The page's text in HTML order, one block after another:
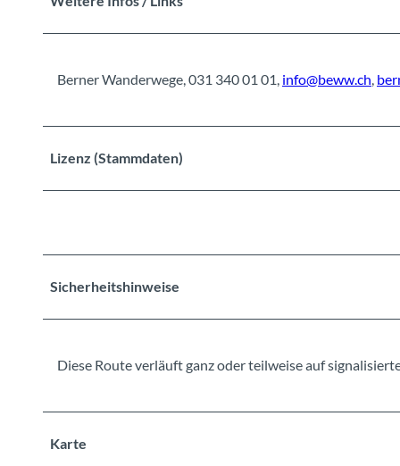
Berner Wanderwege, 031 340 01 01, info@beww.ch
Lizenz (Stammdaten)
Sicherheitshinweise
Diese Route verläuft ganz oder teilweise auf
Karte